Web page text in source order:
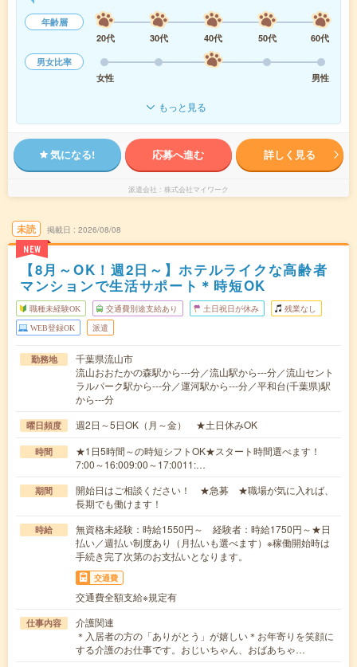
年齢層
20代
30代 40代 50代
60代
男女比率
女性
男性
もっと見る
気になる! 応募へ進む 詳しく見る
派遣会社 株式会社マイワーク
未読
NEW
掲載日 2026/08/08
【8月～OK！週2日～】ホテルライクな高齢者
マンションで生活サポート＊時短OK
職種未経験OK 交通費別途支給あり 土日祝日が休み 残業なし
WEB登録OK 派遣
勤務地
千葉県流山市
流山おおたかの森駅から---分／流山駅から---分／流山セント
ラルパーク駅から---分／運河駅から---分／平和台(千葉県)駅
から---分
曜日頻度 週2日～5日OK（月～金） ★土日休みOK
時間
★1日5時間～の時短シフトOK★スタート時間選べます！
7:00～16:009:00～17:0011:…
期間
開始日はご相談ください！ ★急募 ★職場が気に入れば、
長期でも働けます！
時給
無資格未経験：時給1550円～ 経験者：時給1750円～★日
払い／週払い制度あり（月払いも選べます）※稼働開始時は
手続き完了次第のお支払いとなります。
交通費
交通費全額支給※規定有
仕事内容
介護関連
＊入居者の方の「ありがとう」が嬉しい＊お年寄りを笑顔に
する介護のお仕事です。おじいちゃん、おばあちゃ…